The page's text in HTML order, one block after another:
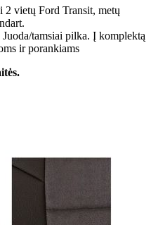
vietų Ford Transit, metų
tamsiai pilka. Į komplektą
ir porankiams